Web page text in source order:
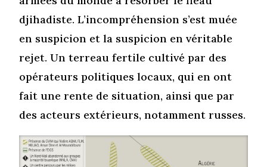
djihadiste. L’incompréhension s’est muée
en suspicion et la suspicion en véritable
rejet. Un terreau fertile cultivé par des
opérateurs politiques locaux, qui en ont
fait une rente de situation, ainsi que par
des acteurs extérieurs, notamment russes.